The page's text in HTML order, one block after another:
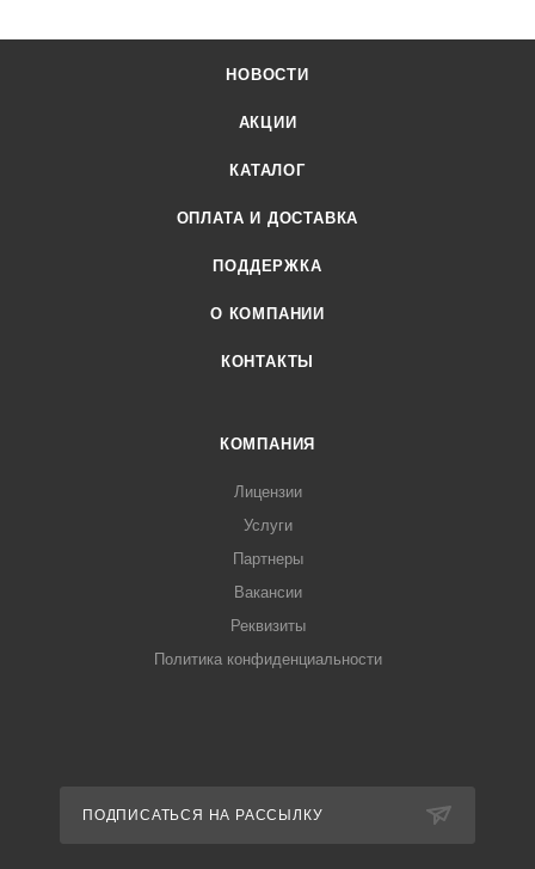
НОВОСТИ
АКЦИИ
КАТАЛОГ
ОПЛАТА И ДОСТАВКА
ПОДДЕРЖКА
О КОМПАНИИ
КОНТАКТЫ
КОМПАНИЯ
Лицензии
Услуги
Партнеры
Вакансии
Реквизиты
Политика конфиденциальности
ПОДПИСАТЬСЯ НА РАССЫЛКУ